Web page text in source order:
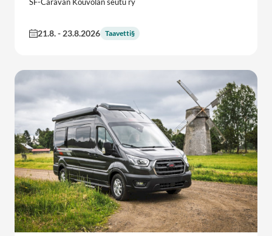
SF-Caravan Kouvolan seutu ry
21.8.- 23.8.2026 Taavetti§